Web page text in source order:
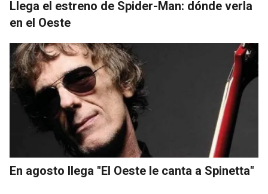
Llega el estreno de Spider-Man: dónde verla
en el Oeste
En agosto llega "El Oeste le canta a Spinetta"